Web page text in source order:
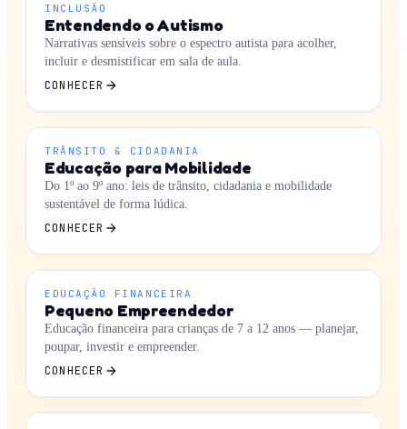
INCLUSÃO
Entendendo o Autismo
Narrativas sensíveis sobre o espectro autista para acolher,
incluir e desmistificar em sala de aula.
CONHECER
TRÂNSITO & CIDADANIA
Educação para Mobilidade
Do 1º ao 9º ano: leis de trânsito, cidadania e mobilidade
sustentável de forma lúdica.
CONHECER
EDUCAÇÃO FINANCEIRA
Pequeno Empreendedor
Educação financeira para crianças de 7 a 12 anos — planejar,
poupar, investir e empreender.
CONHECER